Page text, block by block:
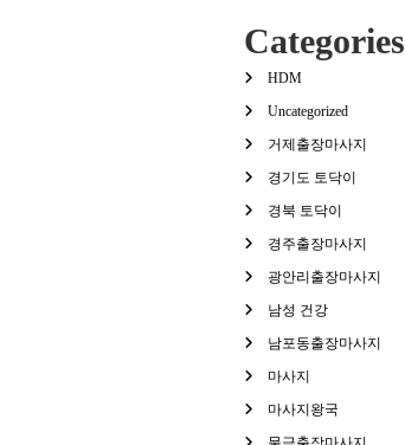
Categories
HDM
Uncategorized
거제출장마사지
경기도 토닥이
경북 토닥이
경주출장마사지
광안리출장마사지
남성 건강
남포동출장마사지
마사지
마사지왕국